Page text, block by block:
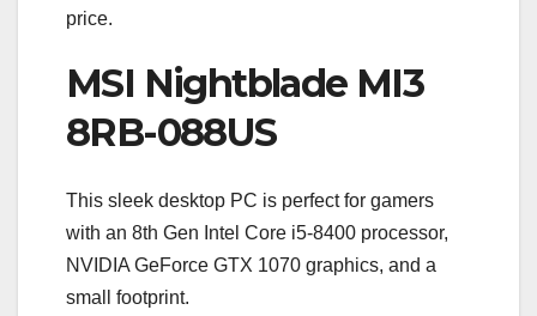
price.
MSI Nightblade MI3
8RB-088US
This sleek desktop PC is perfect for gamers
with an 8th Gen Intel Core i5-8400 processor,
NVIDIA GeForce GTX 1070 graphics, and a
small footprint.